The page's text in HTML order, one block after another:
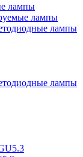
лампы
лампы
лампы
лампы